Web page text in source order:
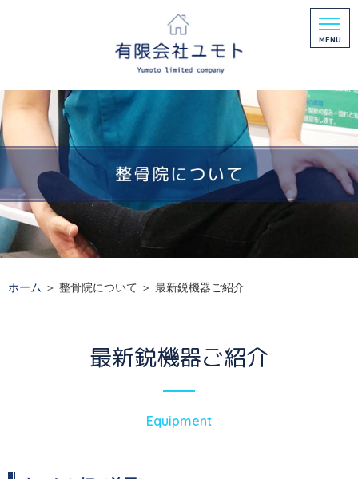
ホーム ＞ 整骨院について ＞ 最新鋭機器ご紹介
最新鋭機器ご紹介
Equipment